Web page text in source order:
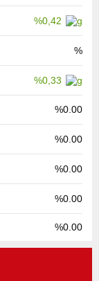
%0,42
%
%0,33
%0.00
%0.00
%0.00
%0.00
%0.00